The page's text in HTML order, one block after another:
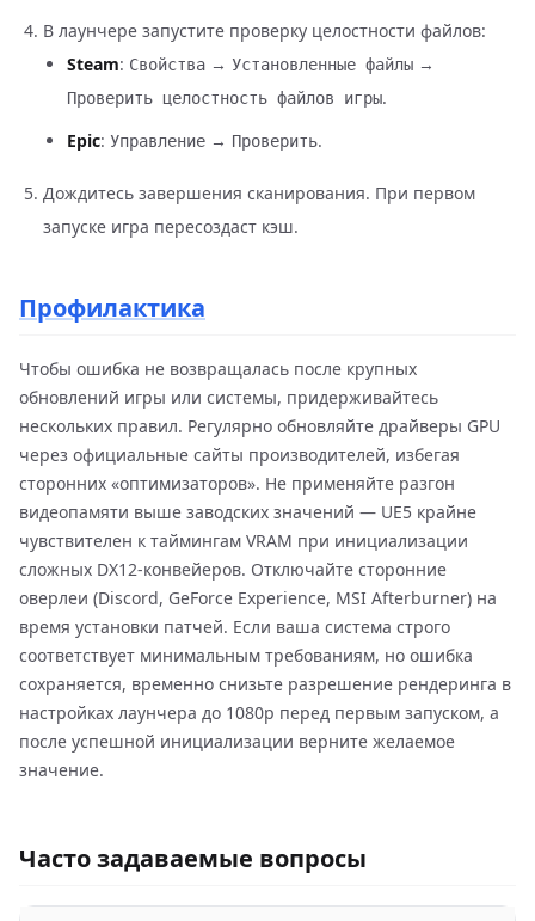
В лаунчере запустите проверку целостности файлов:
Steam: Свойства → Установленные файлы →
Проверить целостность файлов игры.
Epic: Управление → Проверить.
Дождитесь завершения сканирования. При первом
запуске игра пересоздаст кэш.
Профилактика
Чтобы ошибка не возвращалась после крупных
обновлений игры или системы, придерживайтесь
нескольких правил. Регулярно обновляйте драйверы GPU
через официальные сайты производителей, избегая
сторонних «оптимизаторов». Не применяйте разгон
видеопамяти выше заводских значений — UE5 крайне
чувствителен к таймингам VRAM при инициализации
сложных DX12-конвейеров. Отключайте сторонние
оверлеи (Discord, GeForce Experience, MSI Afterburner) на
время установки патчей. Если ваша система строго
соответствует минимальным требованиям, но ошибка
сохраняется, временно снизьте разрешение рендеринга в
настройках лаунчера до 1080p перед первым запуском, а
после успешной инициализации верните желаемое
значение.
Часто задаваемые вопросы